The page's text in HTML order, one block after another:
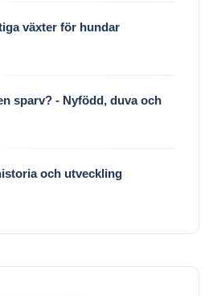
växter för hundar
sparv? - Nyfödd, duva och
och utveckling